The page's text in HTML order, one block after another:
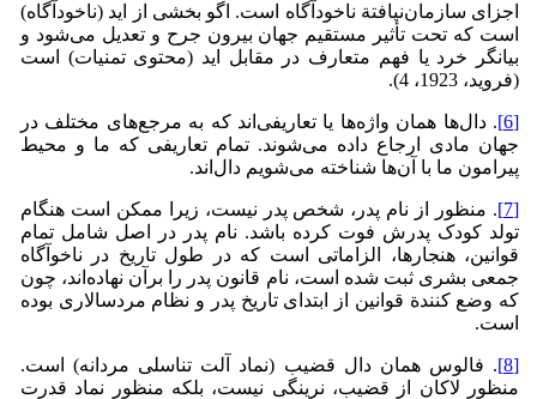
اجزای سازمان‌نیافتة ناخودآگاه است. اگو بخشی از اید (ناخودآگاه)
است که تحت تأثیر مستقیم جهان بیرون جرح و تعدیل می‌شود و
بیانگر خرد یا فهم متعارف در مقابل اید (محتوی تمنیات) است
(فروید، 1923، 4).
[6]
. دال‌ها همان واژه‌ها یا تعاریفی‌اند که به مرجع‌های مختلف در
جهان مادی ارجاع داده می‌شوند. تمام تعاریفی که ما و محیط
پیرامون ما با آن‌ها شناخته می‌شویم دال‌اند.
[7]
. منظور از نام پدر، شخص پدر نیست، زیرا ممکن است هنگام
تولد کودک پدرش فوت کرده باشد. نام پدر در اصل شامل تمام
قوانین، هنجارها، الزاماتی است که در طول تاریخ در ناخوآگاه
جمعی بشری ثبت شده است، نام قانون پدر را برآن نهاده‌اند، چون
که وضع کنندة قوانین از ابتدای تاریخ پدر و نظام مردسالاری بوده
است.
[8]
. فالوس همان دال قضیب (نماد آلت تناسلی مردانه) است.
منظور لاکان از قضیب، نرینگی نیست، بلکه منظور نماد قدرت